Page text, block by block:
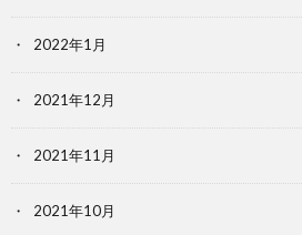
2022年1月
2021年12月
2021年11月
2021年10月